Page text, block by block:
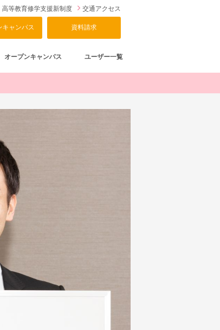
高等教育修学支援新制度 交通アクセス
キャンパス 資料請求
オープンキャンパス ユーザー一覧